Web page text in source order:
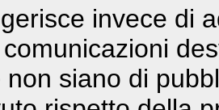
invece di
non siano di